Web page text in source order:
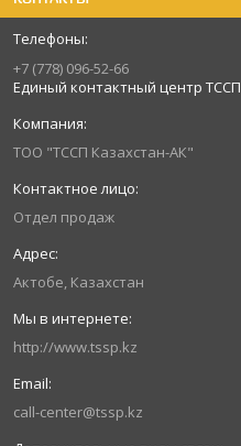
+7 (778) 096-52-66
Единый контактный центр ТССП
ТОО "ТССП Казахстан-АК"
Отдел продаж
Актобе, Казахстан
http://www.tssp.kz
call-center@tssp.kz